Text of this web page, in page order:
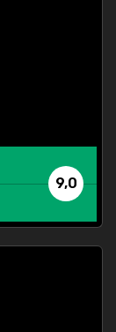
9,0